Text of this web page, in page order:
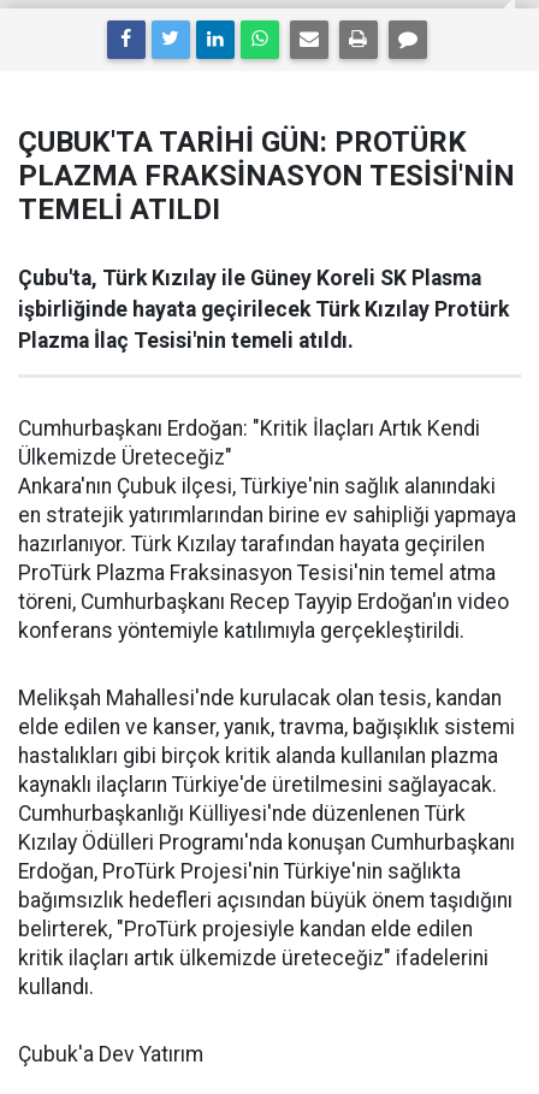
ÇUBUK'TA TARİHİ GÜN: PROTÜRK
PLAZMA FRAKSİNASYON TESİSİ'NİN
TEMELİ ATILDI
Çubu'ta, Türk Kızılay ile Güney Koreli SK Plasma
işbirliğinde hayata geçirilecek Türk Kızılay Protürk
Plazma İlaç Tesisi'nin temeli atıldı.
Cumhurbaşkanı Erdoğan: "Kritik İlaçları Artık Kendi
Ülkemizde Üreteceğiz"
Ankara'nın Çubuk ilçesi, Türkiye'nin sağlık alanındaki
en stratejik yatırımlarından birine ev sahipliği yapmaya
hazırlanıyor. Türk Kızılay tarafından hayata geçirilen
ProTürk Plazma Fraksinasyon Tesisi'nin temel atma
töreni, Cumhurbaşkanı Recep Tayyip Erdoğan'ın video
konferans yöntemiyle katılımıyla gerçekleştirildi.
Melikşah Mahallesi'nde kurulacak olan tesis, kandan
elde edilen ve kanser, yanık, travma, bağışıklık sistemi
hastalıkları gibi birçok kritik alanda kullanılan plazma
kaynaklı ilaçların Türkiye'de üretilmesini sağlayacak.
Cumhurbaşkanlığı Külliyesi'nde düzenlenen Türk
Kızılay Ödülleri Programı'nda konuşan Cumhurbaşkanı
Erdoğan, ProTürk Projesi'nin Türkiye'nin sağlıkta
bağımsızlık hedefleri açısından büyük önem taşıdığını
belirterek, "ProTürk projesiyle kandan elde edilen
kritik ilaçları artık ülkemizde üreteceğiz" ifadelerini
kullandı.
Çubuk'a Dev Yatırım